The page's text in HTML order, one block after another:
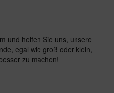
und helfen Sie uns, unsere
egal wie groß oder klein,
zu machen!